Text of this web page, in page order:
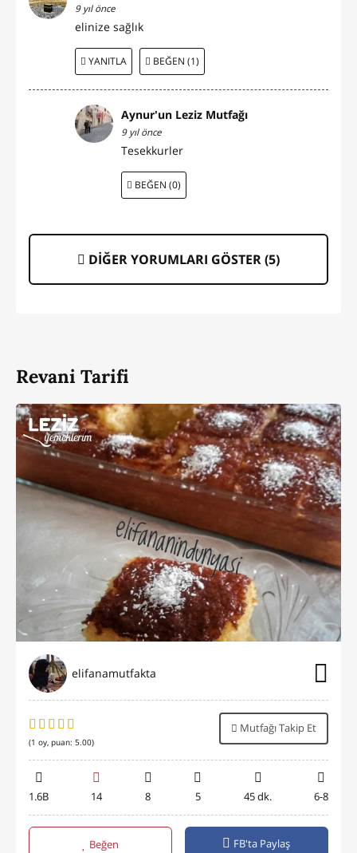
9 yıl önce
elinize sağlık
YANITLA BEĞEN (1)
Aynur'un Leziz Mutfağı
9 yıl önce
Tesekkurler
BEĞEN (0)
DİĞER YORUMLARI GÖSTER (5)
Revani Tarifi
elifanamutfakta
(1 oy, puan: 5.00)
Mutfağı Takip Et
1.6B 14 8 5 45 dk. 6-8
Beğen FB'ta Paylaş